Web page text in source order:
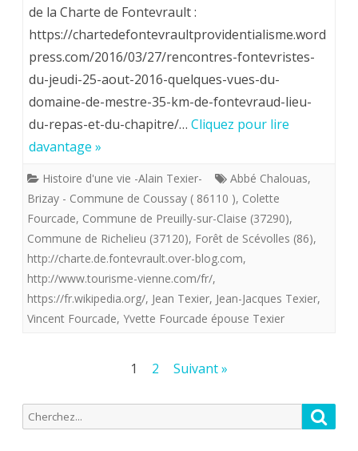
Providence.
Ruines
Château
de
Marsay
(86110).
par
de la Charte de Fontevrault :
https://chartedefontevraultprovidentialisme.word
press.com/2016/03/27/rencontres-fontevristes-
du-jeudi-25-aout-2016-quelques-vues-du-
domaine-de-mestre-35-km-de-fontevraud-lieu-
du-repas-et-du-chapitre/… Cliquez pour lire
davantage »
Histoire d'une vie -Alain Texier- Abbé Chalouas,
Brizay - Commune de Coussay ( 86110 ), Colette
Fourcade, Commune de Preuilly-sur-Claise (37290),
Commune de Richelieu (37120), Forêt de Scévolles (86),
http://charte.de.fontevrault.over-blog.com,
http://www.tourisme-vienne.com/fr/,
https://fr.wikipedia.org/, Jean Texier, Jean-Jacques Texier,
Vincent Fourcade, Yvette Fourcade épouse Texier
publications
1 2 Suivant »
Recherche
pour: